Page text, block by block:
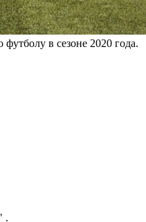
в сезоне 2020 года.
.